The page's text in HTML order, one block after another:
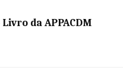
da APPACDM